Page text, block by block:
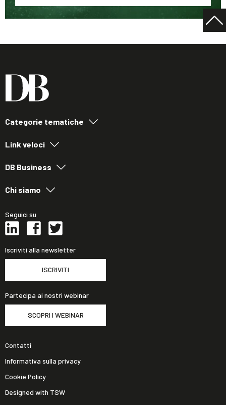
Categorie tematiche
Link veloci
DB Business
Chi siamo
Seguici su
Iscriviti alla newsletter
ISCRIVITI
Partecipa ai nostri webinar
SCOPRI I WEBINAR
Contatti
Informativa sulla privacy
Cookie Policy
Designed with TSW